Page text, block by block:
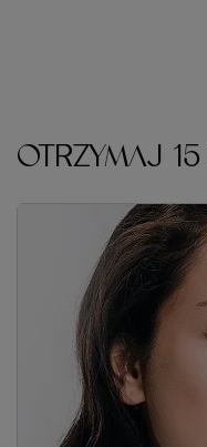
OTRZYMAJ